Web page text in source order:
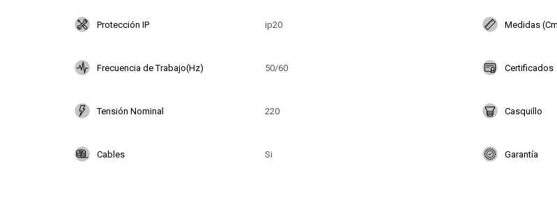
Protección IP ip20 Medidas
Frecuencia de Trabajo(Hz) 50/60 Certificados
Tensión Nominal 220 Casquillo
Cables Si Garantía